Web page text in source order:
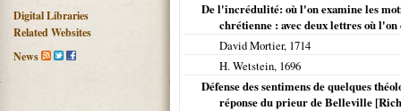
Digital Libraries
Related Websites
News
De l'incrédulité: où l'on examine les
chrétienne : avec deux lettres où
David Mortier, 1714
H. Wetstein, 1696
Défense des sentimens de quelques
réponse du prieur de Belleville